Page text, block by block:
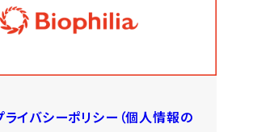
ライバシーポリシー（個人情報の